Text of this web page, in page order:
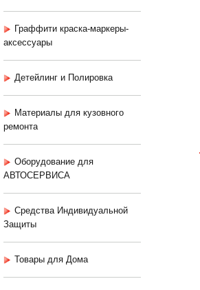
Граффити краска-маркеры-
аксессуары
Детейлинг и Полировка
Материалы для кузовного
ремонта
Оборудование для
АВТОСЕРВИСА
Средства Индивидуальной
Защиты
Товары для Дома